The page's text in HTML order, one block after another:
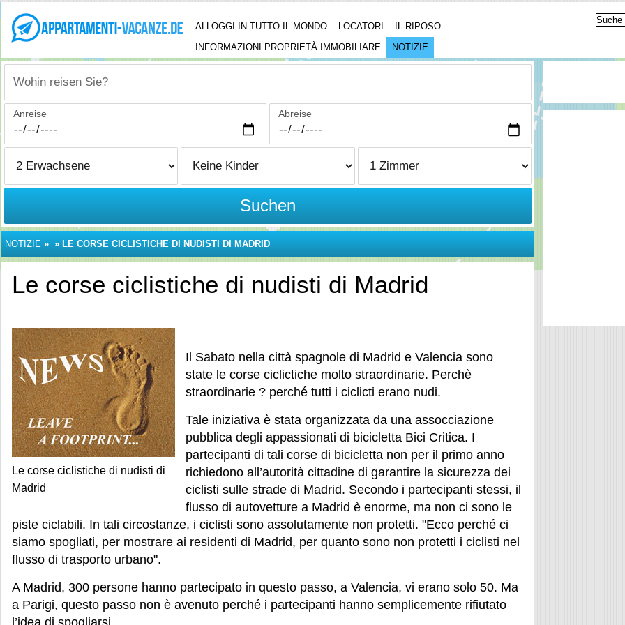
ALLOGGI IN TUTTO IL MONDO LOCATORI
IL RIPOSO
INFORMAZIONI PROPRIETÀ IMMOBILIARE
NOTIZIE
Wohin reisen Sie?
Anreise Abreise
Suchen
NOTIZIE » » LE CORSE CICLISTICHE DI NUDISTI DI MADRID
Le corse ciclistiche di nudisti di Madrid
Le corse ciclistiche di nudisti di
Madrid
Il Sabato nella città spagnole di Madrid e Valencia sono
state le corse ciclictiche molto straordinarie. Perchè
straordinarie ? perché tutti i ciclicti erano nudi.
Tale iniziativa è stata organizzata da una assocciazione
pubblica degli appassionati di bicicletta Bici Critica. I
partecipanti di tali corse di bicicletta non per il primo anno
richiedono all’autorità cittadine di garantire la sicurezza dei
ciclisti sulle strade di Madrid. Secondo i partecipanti stessi, il
flusso di autovetture a Madrid è enorme, ma non ci sono le
piste ciclabili. In tali circostanze, i ciclisti sono assolutamente non protetti. "Ecco perché ci
siamo spogliati, per mostrare ai residenti di Madrid, per quanto sono non protetti i ciclisti nel
flusso di trasporto urbano".
A Madrid, 300 persone hanno partecipato in questo passo, a Valencia, vi erano solo 50. Ma
a Parigi, questo passo non è avenuto perché i partecipanti hanno semplicemente rifiutato
l’idea di spogliarsi.